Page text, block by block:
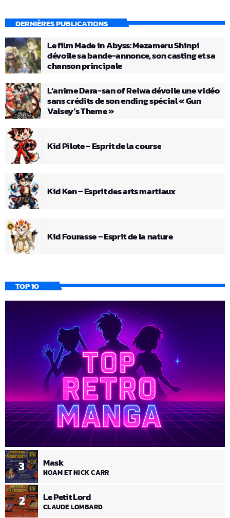
DERNIÈRES PUBLICATIONS
Le film Made in Abyss: Mezameru Shinpi
dévoile sa bande-annonce, son casting et sa
chanson principale
L’anime Dara-san of Reiwa dévoile une vidéo
sans crédits de son ending spécial « Gun
Valsey’s Theme »
Kid Pilote – Esprit de la course
Kid Ken – Esprit des arts martiaux
Kid Fourasse – Esprit de la nature
TOP 10
2 Le Petit Lord
CLAUDE LOMBARD
3 Mask
NOAM ET NICK CARR